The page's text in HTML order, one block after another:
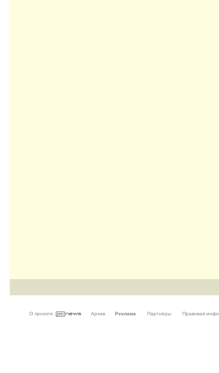
О проекте Архив Реклама Партнёры Правовая